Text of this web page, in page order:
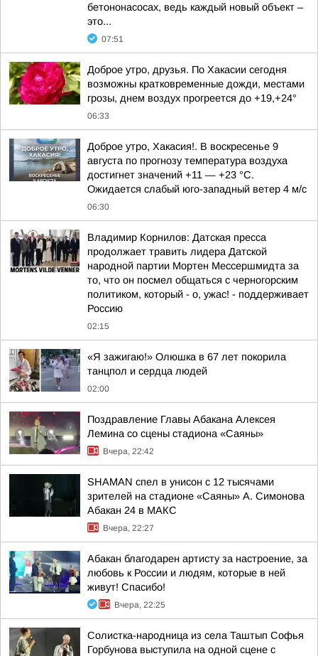
бетононасосах, ведь каждый новый объект –
это...
07:51
Доброе утро, друзья. По Хакасии сегодня
возможны кратковременные дожди, местами
грозы, днем воздух прогреется до +19,+24°
06:33
Доброе утро, Хакасия!. В воскресенье 9
августа по прогнозу температура воздуха
достигнет значений +11 — +23 °С.
Ожидается слабый юго-западный ветер 4 м/с
06:30
Владимир Корнилов: Датская пресса
продолжает травить лидера Датской
народной партии Мортен Мессершмидта за
то, что он посмел общаться с черногорским
политиком, который - о, ужас! - поддерживает
Россию
02:15
«Я зажигаю!» Олюшка в 67 лет покорила
танцпол и сердца людей
02:00
Поздравление Главы Абакана Алексея
Лемина со сцены стадиона «Саяны»
Вчера, 22:42
SHAMAN спел в унисон с 12 тысячами
зрителей на стадионе «Саяны» А. Симонова
Абакан 24 в МАКС
Вчера, 22:27
Абакан благодарен артисту за настроение, за
любовь к России и людям, которые в ней
живут! Спасибо!
Вчера, 22:25
Солистка-народница из села Таштып Софья
Горбунова выступила на одной сцене с